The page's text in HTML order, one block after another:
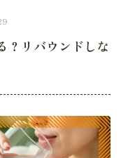
？リバウンドしな